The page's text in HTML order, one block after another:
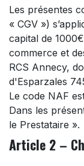
Les présentes
« CGV »)
capital de
commerce et
RCS Annecy,
d'Esparzales
Le code NAF
Dans les
le Prestataire ».
Article 2 –